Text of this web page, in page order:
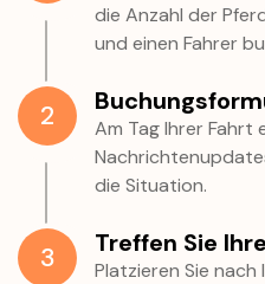
die Anzahl der
und einen Fahrer
2
Am Tag Ihrer Fahrt
die Situation.
3 Treffen Sie
Platzieren Sie nach